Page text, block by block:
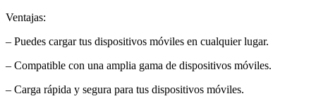
Ventajas:
– Puedes cargar tus dispositivos móviles en cualquier lugar.
– Compatible con una amplia gama de dispositivos móviles.
– Carga rápida y segura para tus dispositivos móviles.